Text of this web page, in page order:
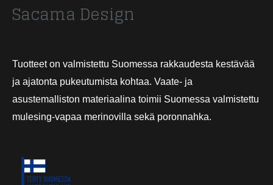
Sacama Design
Tuotteet on valmistettu Suomessa rakkaudesta kestävää
ja ajatonta pukeutumista kohtaa. Vaate- ja
asustemalliston materiaalina toimii Suomessa valmistettu
mulesing-vapaa merinovilla sekä poronnahka.